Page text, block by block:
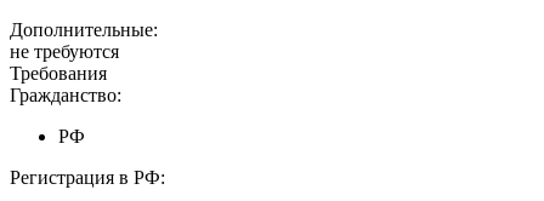
Дополнительные:
не требуются
Требования
Гражданство:
РФ
Регистрация в РФ: